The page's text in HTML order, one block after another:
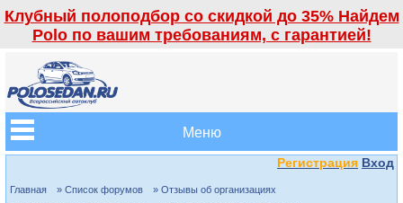
Клубный полоподбор со скидкой до 35% Найдем
Polo по вашим требованиям, с гарантией!
Меню
Регистрация Вход
Главная » Список форумов
» Отзывы об организациях